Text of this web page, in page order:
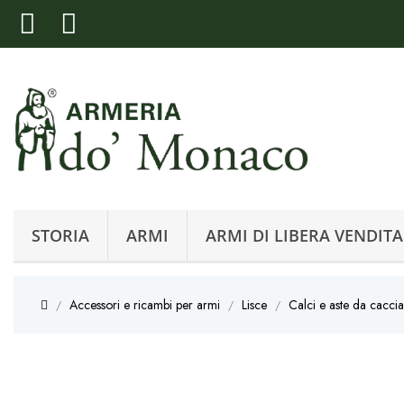
STORIA ARMI ARMI DI LIBERA VENDITA
Accessori e ricambi per armi Lisce Calci e aste da caccia